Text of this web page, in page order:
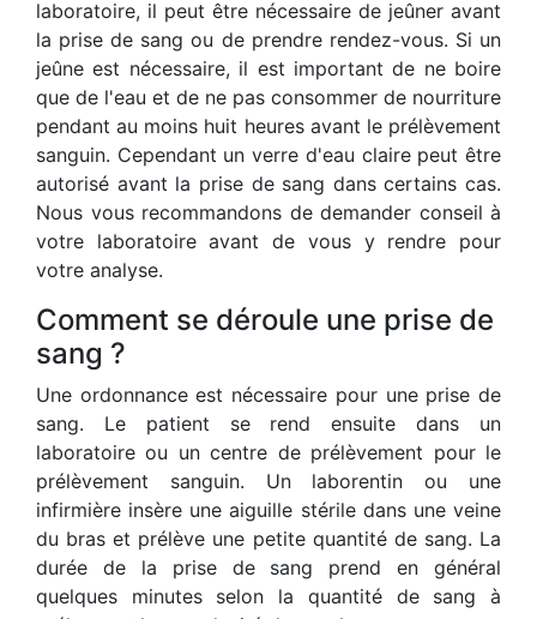
laboratoire, il peut être nécessaire de jeûner avant
la prise de sang ou de prendre rendez-vous. Si un
jeûne est nécessaire, il est important de ne boire
que de l'eau et de ne pas consommer de nourriture
pendant au moins huit heures avant le prélèvement
sanguin. Cependant un verre d'eau claire peut être
autorisé avant la prise de sang dans certains cas.
Nous vous recommandons de demander conseil à
votre laboratoire avant de vous y rendre pour
votre analyse.
Comment se déroule une prise de
sang ?
Une ordonnance est nécessaire pour une prise de
sang. Le patient se rend ensuite dans un
laboratoire ou un centre de prélèvement pour le
prélèvement sanguin. Un laborentin ou une
infirmière insère une aiguille stérile dans une veine
du bras et prélève une petite quantité de sang. La
durée de la prise de sang prend en général
quelques minutes selon la quantité de sang à